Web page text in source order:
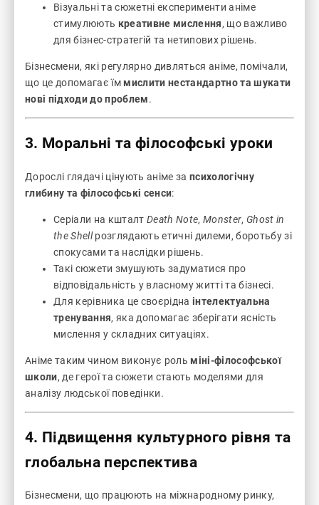
Візуальні та сюжетні експерименти аніме
стимулюють креативне мислення, що важливо
для бізнес-стратегій та нетипових рішень.
Бізнесмени, які регулярно дивляться аніме, помічали,
що це допомагає їм мислити нестандартно та шукати
нові підходи до проблем.
3. Моральні та філософські уроки
Дорослі глядачі цінують аніме за психологічну
глибину та філософські сенси:
Серіали на кшталт Death Note,Monster, Ghost in
the Shellрозглядають етичні дилеми, боротьбу зі
спокусами та наслідки рішень.
Такі сюжети змушують задуматися про
відповідальність у власному житті та бізнесі.
Для керівника це своєрідна інтелектуальна
тренування, яка допомагає зберігати ясність
мислення у складних ситуаціях.
Аніме таким чином виконує роль міні-філософської
школи, де герої та сюжети стають моделями для
аналізу людської поведінки.
4. Підвищення культурного рівня та
глобальна перспектива
Бізнесмени, що працюють на міжнародному ринку,